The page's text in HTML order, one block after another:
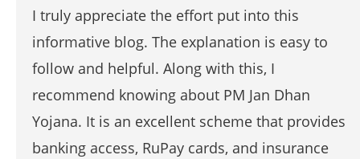
I truly appreciate the effort put into this
informative blog. The explanation is easy to
follow and helpful. Along with this, I
recommend knowing about PM Jan Dhan
Yojana. It is an excellent scheme that provides
banking access, RuPay cards, and insurance